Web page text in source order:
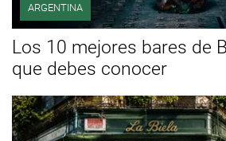
ARGENTINA
Los 10 mejores bares de
que debes conocer